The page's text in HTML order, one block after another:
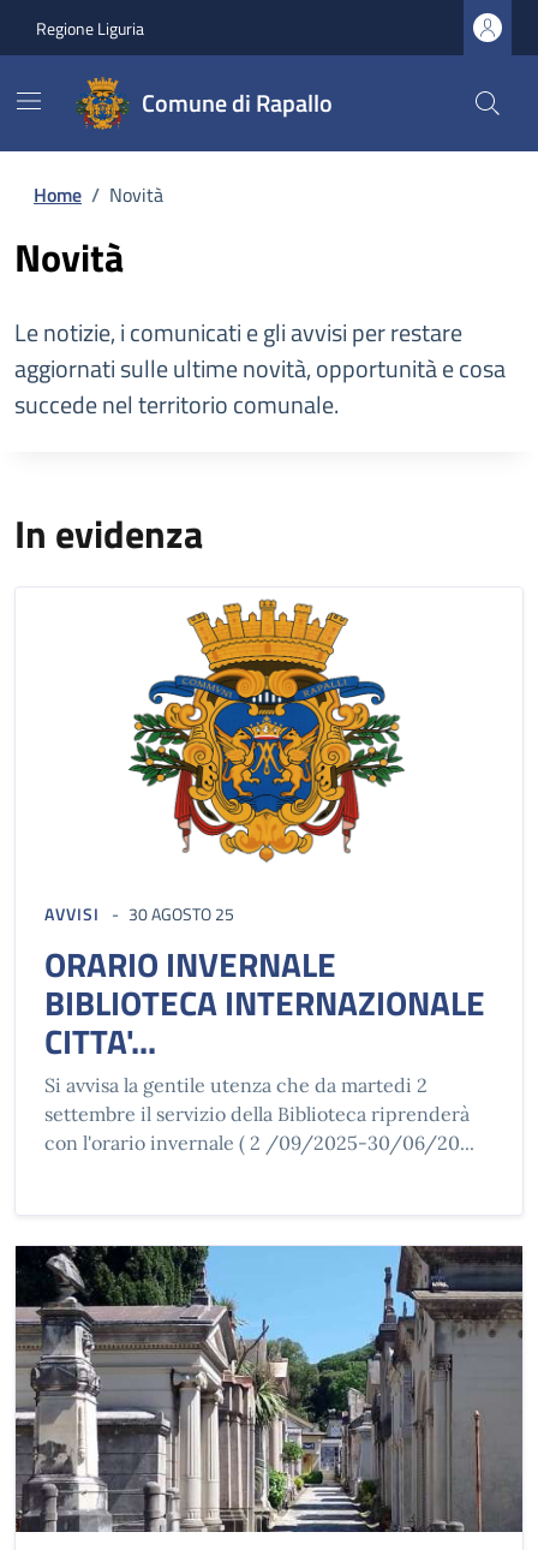
Regione Liguria
Comune di Rapallo
Home / Novità
Novità
Le notizie, i comunicati e gli avvisi per restare
aggiornati sulle ultime novità, opportunità e cosa
succede nel territorio comunale.
In evidenza
AVVISI 30 AGOSTO 25
ORARIO INVERNALE
BIBLIOTECA INTERNAZIONALE
CITTA'...
Si avvisa la gentile utenza che da martedi 2
settembre il servizio della Biblioteca riprenderà
con l'orario invernale ( 2 /09/2025-30/06/20...